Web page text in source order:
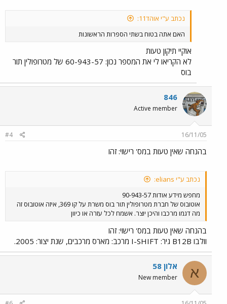
נכתב ע"י אוהד11:
האם אתה בטוח בשתי הספרות הראשונות
אוקיי תיקון טעות
לא הקריאו לי את המספר נכון: 60-943-57 של מטרופולין תור
בוס
846
Active member
16/11/05
#4
בהנחה שאין טעות במס' רישוי: זהו
נכתב ע"י elians:
מחפש מידע אודות 90-943-57
אוטובוס של חברת מטרופולין תור בוס משרת על קו 369, איזה אוטובוס זה
מה דגמו מרכבו והיכן יוצר. אשמח לכל עזרה או כיוון
בהנחה שאין טעות במס' רישוי: זהו
וולבו B12B גיר: I-SHIFT מרכב: מארס מרכבים, שנת יצור: 2005.
א אלון 58
New member